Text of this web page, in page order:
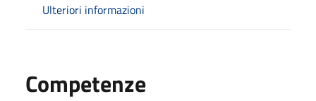
Ulteriori informazioni
Competenze